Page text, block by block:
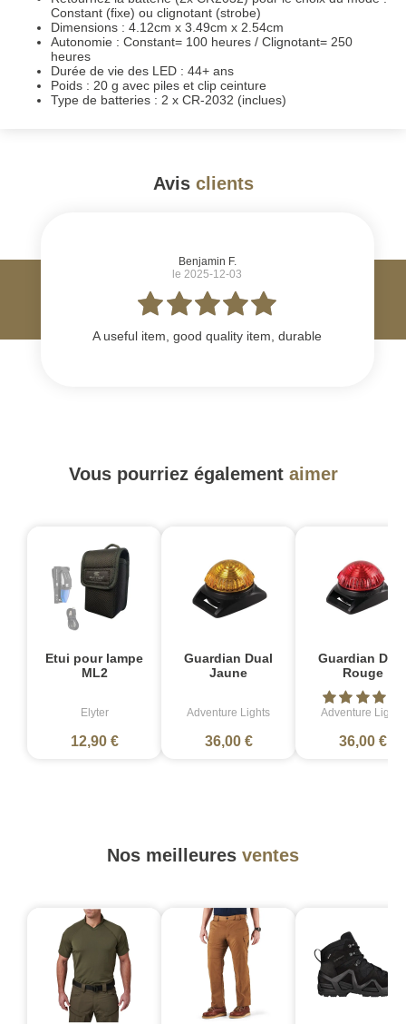
Constant (fixe) ou clignotant (strobe)
Dimensions : 4.12cm x 3.49cm x 2.54cm
Autonomie : Constant= 100 heures / Clignotant= 250
heures
Durée de vie des LED : 44+ ans
Poids : 20 g avec piles et clip ceinture
Type de batteries : 2 x CR-2032 (inclues)
Avis clients
Benjamin F.
le 2025-12-03
A useful item, good quality item, durable
Vous pourriez également aimer
Etui pour lampe
ML2
Elyter
12,90 €
Guardian Dual
Jaune
Adventure Lights
36,00 €
Guardian Dual
Rouge
Adventure Lights
36,00 €
Nos meilleures ventes